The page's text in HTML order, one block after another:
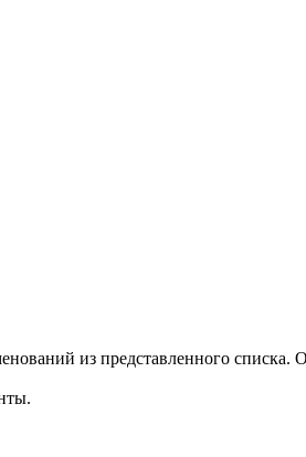
из представленного списка.